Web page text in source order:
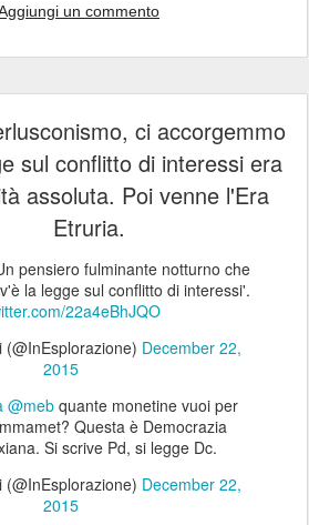
un commento
ci accorgemmo
sul conflitto di interessi era
assoluta. Poi venne l'Era
Etruria.
pensiero fulminante notturno che
la legge sul conflitto di interessi'.
22a4eBhJQO
December 22,
2015
@mebquante monetine vuoi per
Questa è Democrazia
Si scrive Pd, si legge Dc.
December 22,
2015